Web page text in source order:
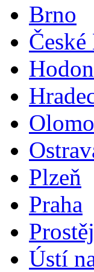
Brno
Plzeň
Praha
Ústí